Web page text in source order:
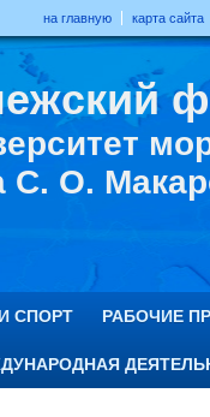
на главную карта сайта
С. О.
СПОРТ РАБОЧИЕ